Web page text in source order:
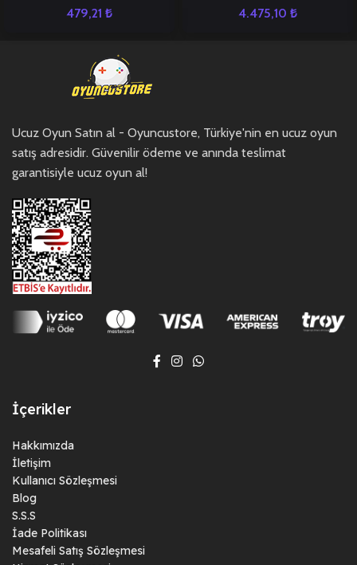
479,21 ₺ 4.475,10 ₺
Ucuz Oyun Satın al - Oyuncustore, Türkiye'nin en ucuz oyun
satış adresidir. Güvenilir ödeme ve anında teslimat
garantisiyle ucuz oyun al!
İçerikler
Hakkımızda
İletişim
Kullanıcı Sözleşmesi
Blog
S.S.S
İade Politikası
Mesafeli Satış Sözleşmesi